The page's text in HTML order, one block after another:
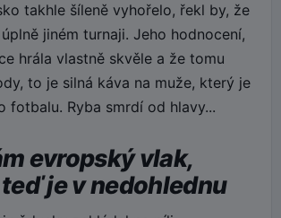
takhle šíleně vyhořelo, řekl by, že
jiném turnaji. Jeho hodnocení,
hrála vlastně skvěle a že tomu
to je silná káva na muže, který je
fotbalu. Ryba smrdí od hlavy...
evropský vlak,
je v nedohlednu